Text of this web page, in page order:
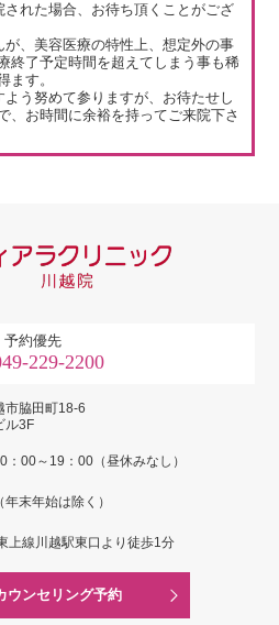
れた場合、お待ち頂くことがござ
、美容医療の特性上、想定外の事
終了予定時間を超えてしまう事も稀
ます。
う努めて参りますが、お待たせし
、お時間に余裕を持ってご来院下さ
予約優先
229-2200
市脇田町18-6
ル3F
：00～19：00（昼休みなし）
末年始は除く）
上線川越駅東口より徒歩1分
ウンセリング予約